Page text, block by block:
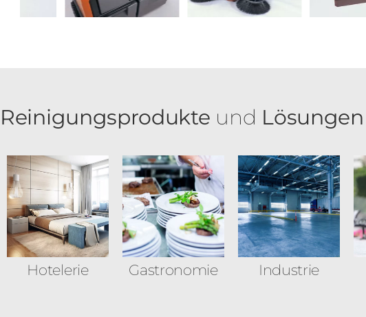
Reinigungsprodukte und Lösungen
Hotelerie Gastronomie Industrie